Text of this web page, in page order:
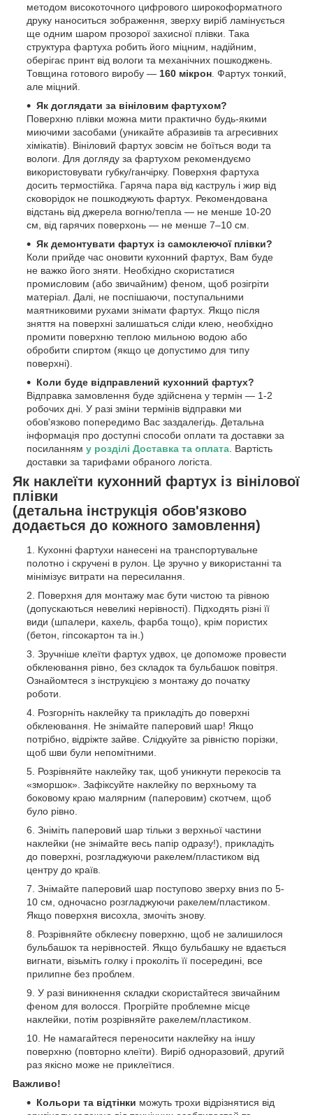
методом високоточного цифрового широкоформатного
друку наноситься зображення, зверху виріб ламінується
ще одним шаром прозорої захисної плівки. Така
структура фартуха робить його міцним, надійним,
оберігає принт від вологи та механічних пошкоджень.
Товщина готового виробу — 160 мікрон . Фартух тонкий,
але міцний.
Як доглядати за вініловим фартухом?
Поверхню плівки можна мити практично будь-якими
миючими засобами (уникайте абразивів та агресивних
хімікатів). Вініловий фартух зовсім не боїться води та
вологи. Для догляду за фартухом рекомендуємо
використовувати губку/ганчірку. Поверхня фартуха
досить термостійка. Гаряча пара від каструль і жир від
сковорідок не пошкоджують фартух. Рекомендована
відстань від джерела вогню/тепла — не менше 10-20
см, від гарячих поверхонь — не менше 7–10 см.
Як демонтувати фартух із самоклеючої плівки?
Коли прийде час оновити кухонний фартух, Вам буде
не важко його зняти. Необхідно скористатися
промисловим (або звичайним) феном, щоб розігріти
матеріал. Далі, не поспішаючи, поступальними
маятниковими рухами знімати фартух. Якщо після
зняття на поверхні залишаться сліди клею, необхідно
промити поверхню теплою мильною водою або
обробити спиртом (якщо це допустимо для типу
поверхні).
Коли буде відправлений кухонний фартух?
Відправка замовлення буде здійснена у термін — 1-2
робочих дні. У разі зміни термінів відправки ми
обов'язково попередимо Вас заздалегідь. Детальна
інформація про доступні способи оплати та доставки за
посиланням у розділі Доставка та оплата . Вартість
доставки за тарифами обраного логіста.
Як наклеїти кухонний фартух із вінілової
плівки
(детальна інструкція обов'язково
додається до кожного замовлення)
Кухонні фартухи нанесені на транспортувальне
полотно і скручені в рулон. Це зручно у використанні та
мінімізує витрати на пересилання.
Поверхня для монтажу має бути чистою та рівною
(допускаються невеликі нерівності). Підходять різні її
види (шпалери, кахель, фарба тощо), крім пористих
(бетон, гіпсокартон та ін.)
Зручніше клеїти фартух удвох, це допоможе провести
обклеювання рівно, без складок та бульбашок повітря.
Ознайомтеся з інструкцією з монтажу до початку
роботи.
Розгорніть наклейку та прикладіть до поверхні
обклеювання. Не знімайте паперовий шар! Якщо
потрібно, відріжте зайве. Слідкуйте за рівністю порізки,
щоб шви були непомітними.
Розрівняйте наклейку так, щоб уникнути перекосів та
«зморшок». Зафіксуйте наклейку по верхньому та
боковому краю малярним (паперовим) скотчем, щоб
було рівно.
Зніміть паперовий шар тільки з верхньої частини
наклейки (не знімайте весь папір одразу!), прикладіть
до поверхні, розгладжуючи ракелем/пластиком від
центру до країв.
Знімайте паперовий шар поступово зверху вниз по 5-
10 см, одночасно розгладжуючи ракелем/пластиком.
Якщо поверхня висохла, змочіть знову.
Розрівняйте обклеєну поверхню, щоб не залишилося
бульбашок та нерівностей. Якщо бульбашку не вдається
вигнати, візьміть голку і проколіть її посередині, все
прилипне без проблем.
У разі виникнення складки скористайтеся звичайним
феном для волосся. Прогрійте проблемне місце
наклейки, потім розрівняйте ракелем/пластиком.
Не намагайтеся переносити наклейку на іншу
поверхню (повторно клеїти). Виріб одноразовий, другий
раз якісно може не приклеїтися.
Важливо!
Кольори та відтінки можуть трохи відрізнятися від